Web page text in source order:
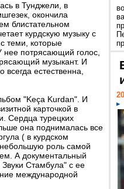
в Тунджели, в
окончила
блистательном
курдскую музыку с
теми, которые
нее потрясающий голос,
музыкант. И
всегда естественна,
"Keça Kurdan". И
карточкой в
Сердца турецких
она поднималась все
( в курдском
роль самой
А документальный
Стамбула" с ее
международной